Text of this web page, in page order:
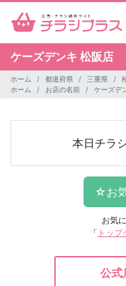
ケーズデンキ 松阪店
ホーム 都道府県 三重県
ホーム
お店の名前 ケーズデ
本日チラ
お気
「 トップ
公式